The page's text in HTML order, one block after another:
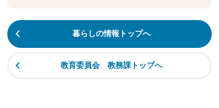
暮らしの情報トップへ
教育委員会 教務課トップへ